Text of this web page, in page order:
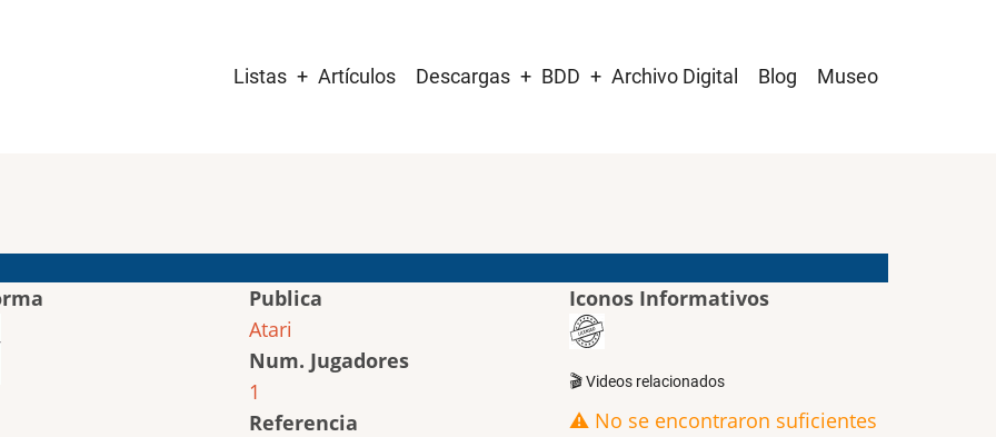
navigation
Listas Artículos Descargas BDD Archivo Digital Blog Museo
Publica
Atari
Num. Jugadores
1
Referencia
Iconos Informativos
🎬 Videos relacionados
⚠️ No se encontraron suficientes